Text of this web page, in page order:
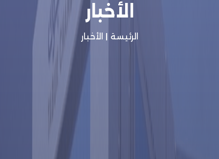
الأخبار
الرئيسة | الأخبار